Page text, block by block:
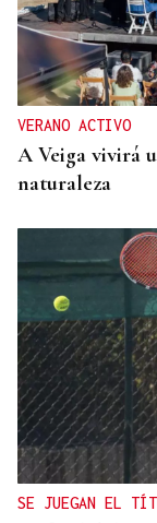
VERANO ACTIVO
A Veiga vivirá
naturaleza
SE JUEGAN EL